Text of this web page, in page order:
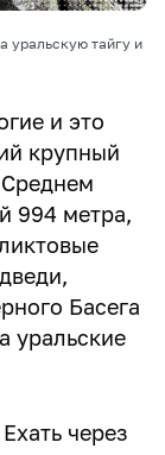
уральскую тайгу и
и это
крупный
994 метра,
Басега
уральские
через